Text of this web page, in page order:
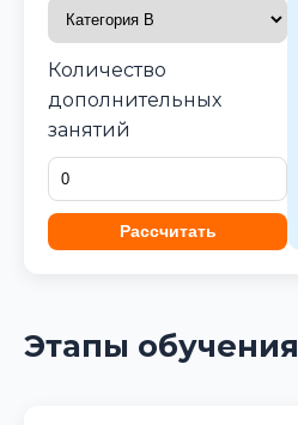
Количество
дополнительных
занятий
Рассчитать
Этапы обучения